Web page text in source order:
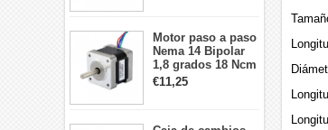
Motor paso a paso
Nema 14 Bipolar
1,8 grados 18 Ncm
0,8 A 5,74 V 35 x
35 x 34 mm 4
€11,25